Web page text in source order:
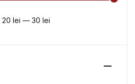
20 lei — 30 lei